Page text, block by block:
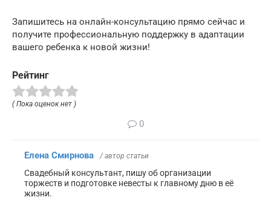
Запишитесь на онлайн-консультацию прямо сейчас и
получите профессиональную поддержку в адаптации
вашего ребенка к новой жизни!
Рейтинг
( Пока оценок нет )
0
Елена Смирнова / автор статьи
Свадебный консультант, пишу об организации
торжеств и подготовке невесты к главному дню в её
жизни.